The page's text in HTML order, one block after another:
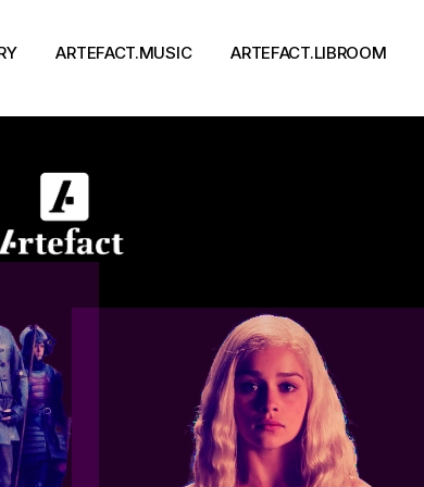
ARTEFACT.MUSIC
Альбоми
Концерти
ARTEFACT.LIBROOM